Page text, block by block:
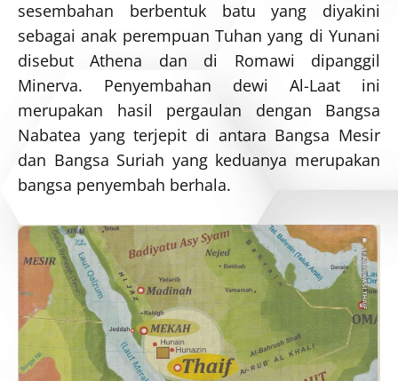
sesembahan berbentuk batu yang diyakini
sebagai anak perempuan Tuhan yang di Yunani
disebut Athena dan di Romawi dipanggil
Minerva. Penyembahan dewi Al-Laat ini
merupakan hasil pergaulan dengan Bangsa
Nabatea yang terjepit di antara Bangsa Mesir
dan Bangsa Suriah yang keduanya merupakan
bangsa penyembah berhala.